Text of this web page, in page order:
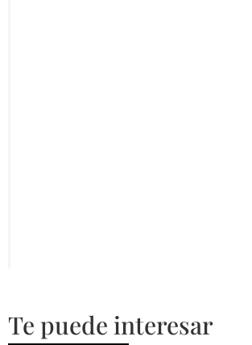
Te puede interesar